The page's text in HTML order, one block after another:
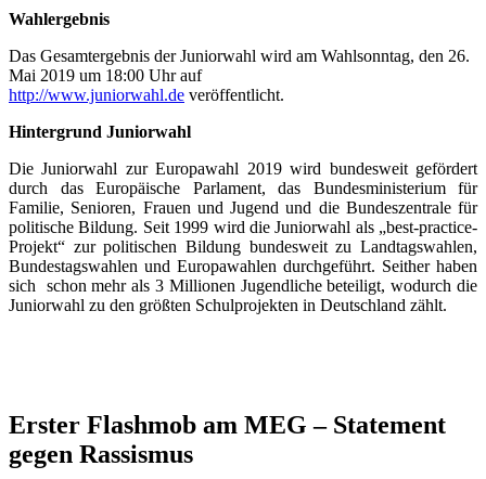
Wahlergebnis
Das Gesamtergebnis der Juniorwahl wird am Wahlsonntag, den 26.
Mai 2019 um 18:00 Uhr auf
http://www.juniorwahl.de veröffentlicht.
Hintergrund Juniorwahl
Die Juniorwahl zur Europawahl 2019 wird bundesweit gefördert
durch das Europäische Parlament, das Bundesministerium für
Familie, Senioren, Frauen und Jugend und die Bundeszentrale für
politische Bildung. Seit 1999 wird die Juniorwahl als „best-practice-
Projekt“ zur politischen Bildung bundesweit zu Landtagswahlen,
Bundestagswahlen und Europawahlen durchgeführt. Seither haben
sich schon mehr als 3 Millionen Jugendliche beteiligt, wodurch die
Juniorwahl zu den größten Schulprojekten in Deutschland zählt.
Erster Flashmob am MEG – Statement
gegen Rassismus